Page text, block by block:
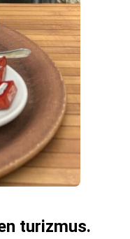
turizmus.